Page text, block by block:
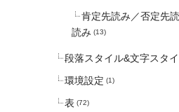
肯定先読み／否定先
読み (13)
段落スタイル&文字スタ
環境設定 (1)
表 (72)